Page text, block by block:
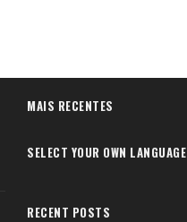
MAIS RECENTES
SELECT YOUR OWN LANGUAGE
RECENT POSTS